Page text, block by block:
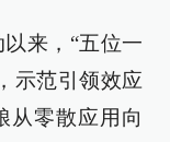
来，“五位一
示范引领效应
从零散应用向